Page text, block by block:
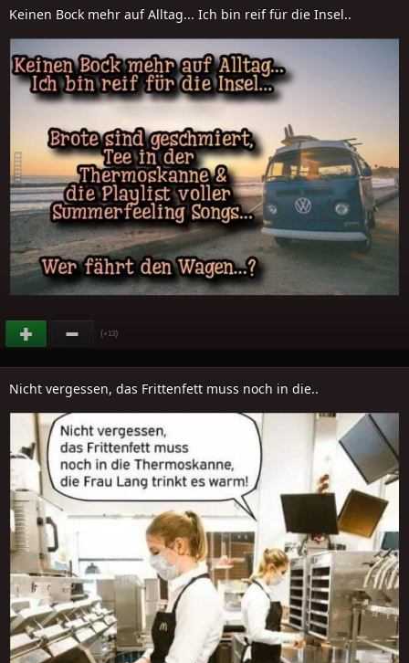
Keinen Bock mehr auf Alltag... Ich bin reif für die Insel..
(+13)
Nicht vergessen, das Frittenfett muss noch in die..